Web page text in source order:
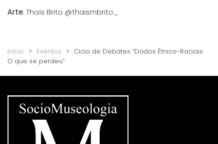
Arte: Thaís Brito @thaismbrito_
Início Eventos
Ciclo de Debates “Dados Étnico-Raciais:
O que se perdeu”